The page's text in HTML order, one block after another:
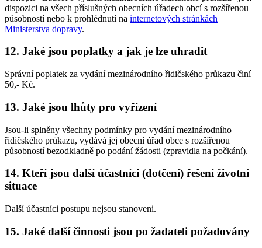
dispozici na všech příslušných obecních úřadech obcí s rozšířenou
působností nebo k prohlédnutí na internetových stránkách
Ministerstva dopravy.
12. Jaké jsou poplatky a jak je lze uhradit
Správní poplatek za vydání mezinárodního řidičského průkazu činí
50,- Kč.
13. Jaké jsou lhůty pro vyřízení
Jsou-li splněny všechny podmínky pro vydání mezinárodního
řidičského průkazu, vydává jej obecní úřad obce s rozšířenou
působností bezodkladně po podání žádosti (zpravidla na počkání).
14. Kteří jsou další účastníci (dotčení) řešení životní
situace
Další účastníci postupu nejsou stanoveni.
15. Jaké další činnosti jsou po žadateli požadovány